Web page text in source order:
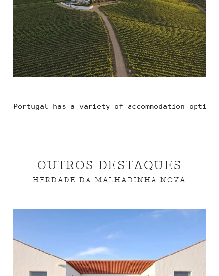
Portugal has a variety of accommodation
OUTROS DESTAQUES
HERDADE DA MALHADINHA NOVA